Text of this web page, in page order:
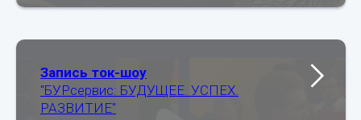
Запись ток-шоу
"БУРсервис: БУДУЩЕЕ. УСПЕХ.
РАЗВИТИЕ"